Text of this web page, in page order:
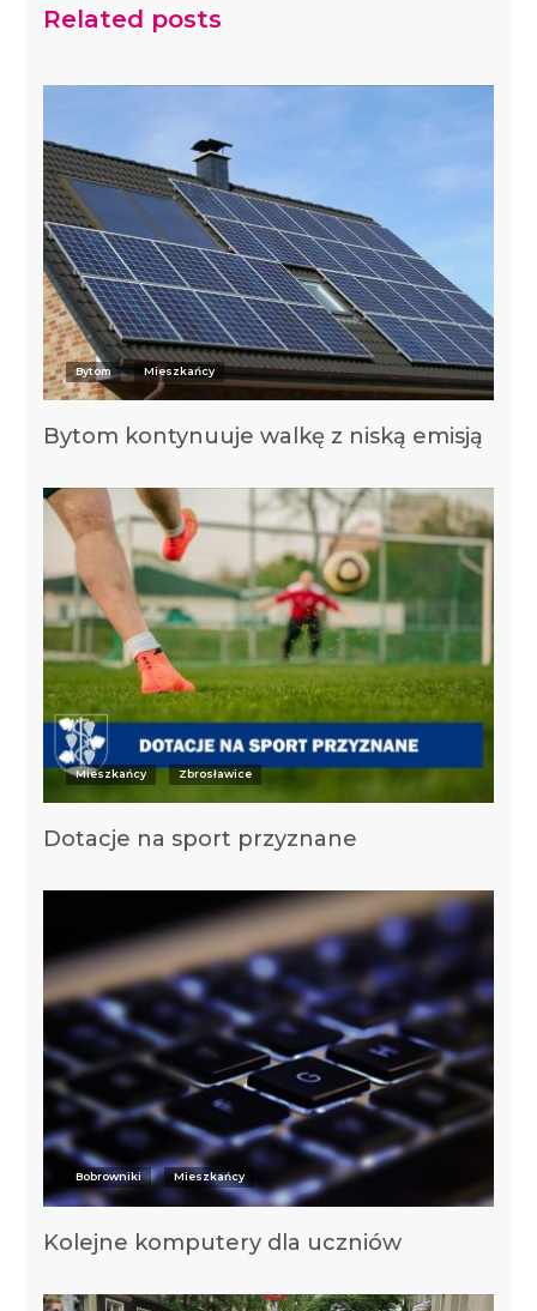
Related posts
Bytom Mieszkańcy
Bytom kontynuuje walkę z niską emisją
Mieszkańcy Zbrosławice
Dotacje na sport przyznane
Bobrowniki Mieszkańcy
Kolejne komputery dla uczniów